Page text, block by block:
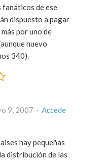
de ese
dispuesto a pagar
por uno de
nuevo
340).
Rodrigo en mayo 9, 2007 · Accede
hay pequeñas
distribución de las